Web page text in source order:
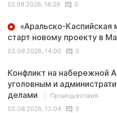
02.08.2026, 18:29
0
«Аральско-Каспийская
старт новому проекту в
03.08.2026, 14:00
0
Конфликт на набережной
уголовным и
делами
Происшествия
03.08.2026, 13:04
0